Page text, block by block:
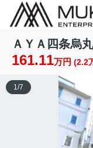
ＡＹＡ四条烏
161.11万円 (2.2
1/7